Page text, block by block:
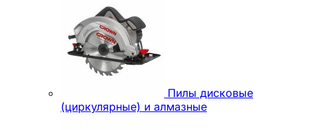
Пилы дисковые
(циркулярные) и алмазные